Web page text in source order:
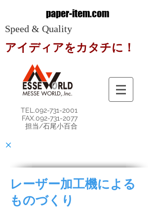
paper-item.com
Speed & Quality
アイディアをカタチに！
TEL.092-731-2001
FAX.092-731-2077
担当/石尾小百合
×
レーザー加工機による
ものづくり